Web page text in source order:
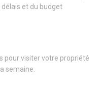
et du budget
pour visiter votre propriété
semaine.